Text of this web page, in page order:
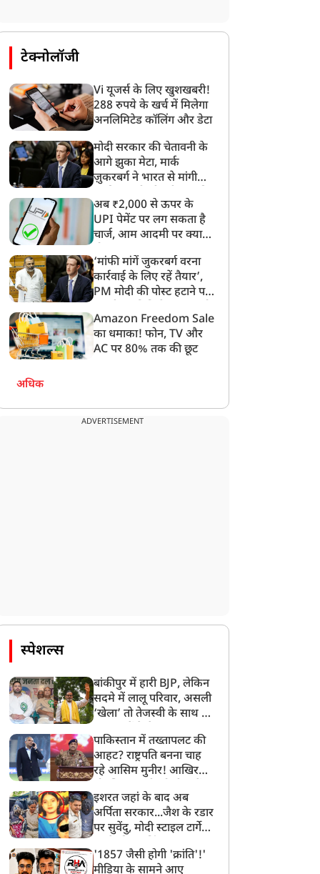
राज्य
ई-20 के खिलाफ आवाज
उठाने वाले को एफआईआर
और ट्रोल करके डराया-
जा रहा है:
केजरीवाल
अनुपूरक बजट 2026-27:
गांवों के विकास को 17,942
करोड़ रुपये की बड़ी सौगात,
रोजगार, आवास और सड़कों
को मिलेगी रफ्तार
टेक्नोलॉजी
Vi यूजर्स के लिए खुशखबरी!
288 रुपये के खर्च में मिलेगा
अनलिमिटेड कॉलिंग और डेटा
मोदी सरकार की चेतावनी के
आगे झुका मेटा, मार्क
ज़ुकरबर्ग ने भारत से मांगी
अब ₹2,000 से ऊपर के
UPI पेमेंट पर लग सकता है
चार्ज, आम आदमी पर क्या
‘मांफी मांगें जुकरबर्ग वरना
कार्रवाई के लिए रहें तैयार’,
PM मोदी की पोस्ट हटाने पर
लगाई फटकार
Amazon Freedom Sale
का धमाका! फोन, TV और
AC पर 80% तक की छूट
अधिक
ADVERTISEMENT
स्पेशल्स
बांकीपुर में हारी BJP, लेकिन
सदमे में लालू परिवार, असली
‘खेला’ तो तेजस्वी के साथ हो
पाकिस्तान में तख्तापलट की
आहट? राष्ट्रपति बनना चाह
रहे आसिम मुनीर! आखिर
बनाया मोहरा?
इशरत जहां के बाद अब
अर्पिता सरकार...जैश के रडार
पर सुवेंदु, मोदी स्टाइल टार्गेट
बड़ा एक्शन!
'1857 जैसी होगी 'क्रांति'!'
मीडिया के सामने आए